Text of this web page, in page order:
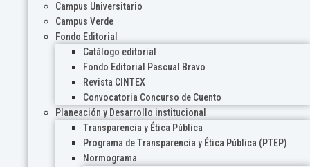
Campus Universitario
Campus Verde
Fondo Editorial
Catálogo editorial
Fondo Editorial Pascual Bravo
Revista CINTEX
Convocatoria Concurso de Cuento
Planeación y Desarrollo institucional
Transparencia y Ética Pública
Programa de Transparencia y Ética Pública (PTEP)
Normograma